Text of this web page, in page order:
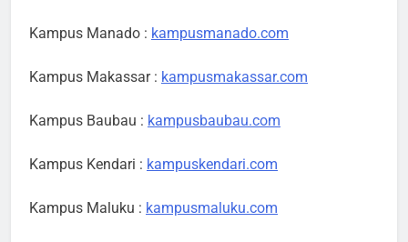
Kampus Manado : kampusmanado.com
Kampus Makassar : kampusmakassar.com
Kampus Baubau : kampusbaubau.com
Kampus Kendari : kampuskendari.com
Kampus Maluku : kampusmaluku.com